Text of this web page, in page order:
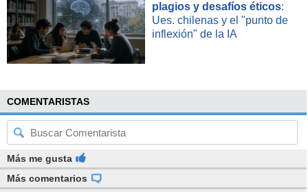
plagios y desafíos éticos:
Ues. chilenas y el "punto de
inflexión" de la IA
COMENTARISTAS
Más me gusta
Más comentarios